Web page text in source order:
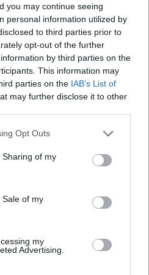
you may continue seeing
personal information utilized by
to third parties prior to
opt-out of the further
by third parties on the
This information may
parties on the IAB’s List of
may further disclose it to other
Opt Outs
of my
of my
my
Advertising.
diák jutott be a
a hallgatókra, a térítési díj összege
újonnan felvett egyetemistára 76
16, a legolcsóbb havi kollégiumi